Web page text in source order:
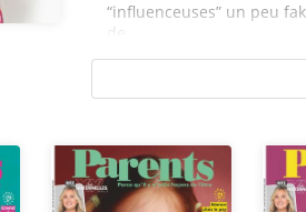
“influenceuses” un peu
de...